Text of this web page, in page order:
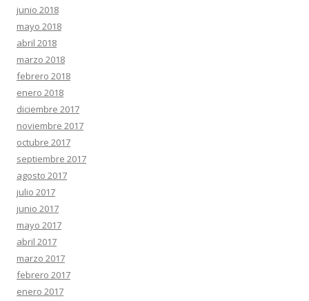
junio 2018
mayo 2018
abril 2018
marzo 2018
febrero 2018
enero 2018
diciembre 2017
noviembre 2017
octubre 2017
septiembre 2017
agosto 2017
julio 2017
junio 2017
mayo 2017
abril 2017
marzo 2017
febrero 2017
enero 2017